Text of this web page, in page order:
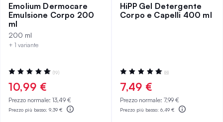
Emolium Dermocare
Emulsione Corpo 200
ml
200 ml
+ 1 variante
Valutazione:
98%
(19)
10,99 €
Prezzo normale: 13,49 €
Prezzo più basso: 9,39 €
HiPP Gel Detergente
Corpo e Capelli 400 ml
Valutazione:
100%
(8)
7,49 €
Prezzo normale: 7,99 €
Prezzo più basso: 6,49 €